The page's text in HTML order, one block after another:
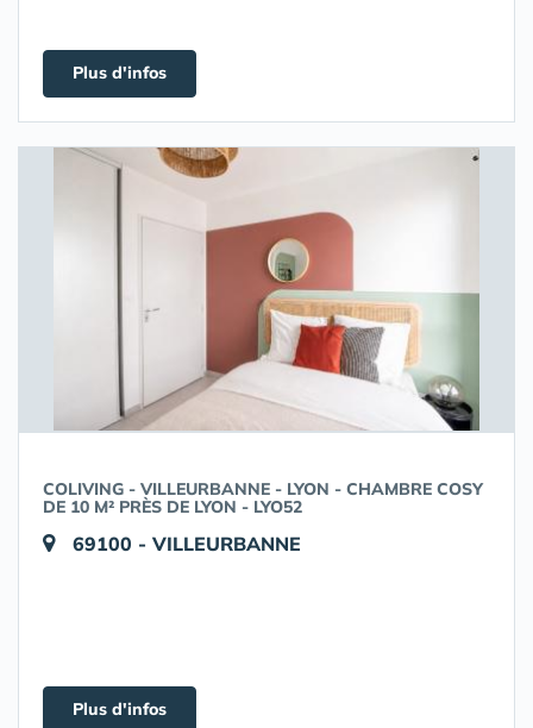
Plus d'infos
COLIVING - VILLEURBANNE - LYON - CHAMBRE COSY
DE 10 M² PRÈS DE LYON - LYO52
69100 - VILLEURBANNE
Plus d'infos